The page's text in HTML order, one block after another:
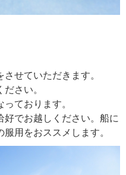
せていただきます。
さい。
ております。
好でお越しください。船に
用をおススメします。